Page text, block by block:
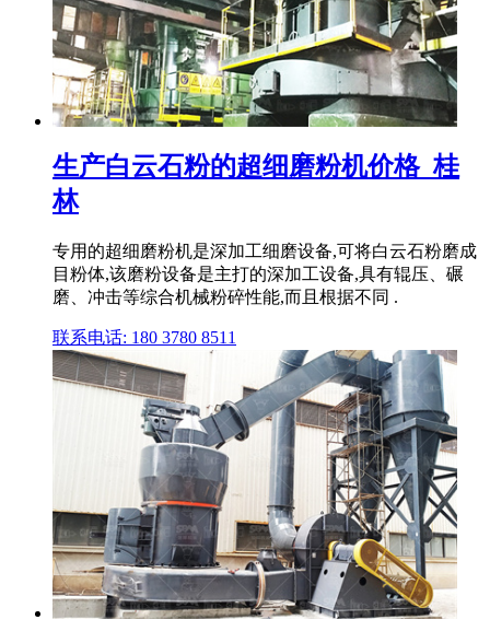
生产白云石粉的超细磨粉机价格_桂
林
专用的超细磨粉机是深加工细磨设备,可将白云石粉磨成
目粉体,该磨粉设备是主打的深加工设备,具有辊压、碾
磨、冲击等综合机械粉碎性能,而且根据不同 .
联系电话: 180 3780 8511